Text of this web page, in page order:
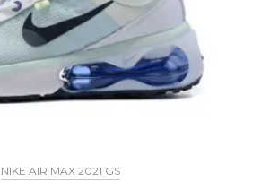
NIKE AIR MAX 2021 GS